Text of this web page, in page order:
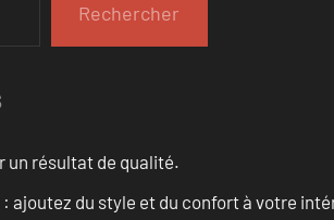
Rechercher
un résultat de qualité.
ajoutez du style et du confort à votre